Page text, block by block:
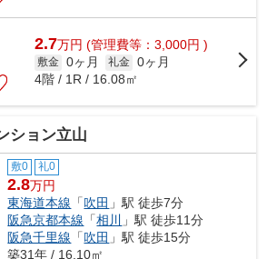
2.7万円 (管理費等：3,000円 )
敷金 0ヶ月 礼金 0ヶ月
4階 / 1R / 16.08㎡
ション立山
敷0 礼0
2.8万円
東海道本線 「吹田 」駅 徒歩7分
阪急京都本線 「相川
」駅 徒歩11分
阪急千里線 「吹田 」駅 徒歩15分
築31年 / 16.10㎡